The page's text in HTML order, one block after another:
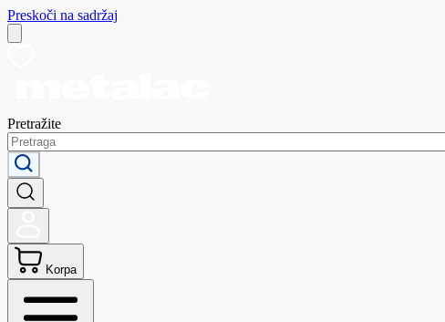
Preskoči na sadržaj
Pretražite
Korpa